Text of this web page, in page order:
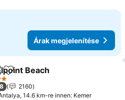
Árak megjelenítése
Hozzáadás a kedvencekhez
Beach
2160
14.6 km-re innen: Kemer